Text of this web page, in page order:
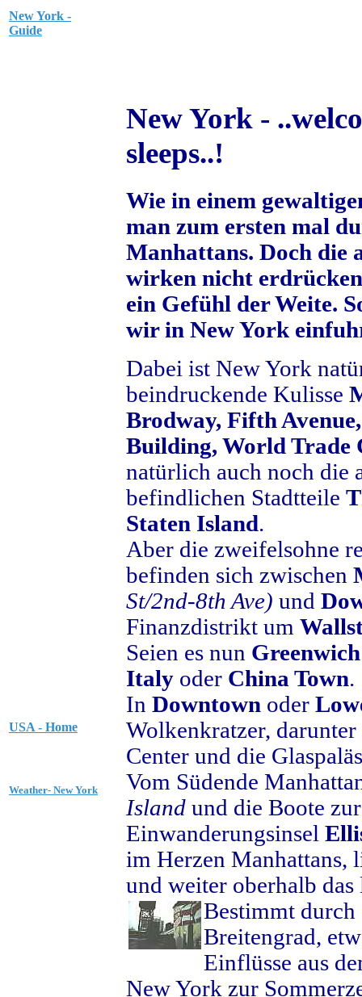
New York -
Guide
USA - Home
Weather- New York
New York -
sleeps..!
Wie in einem
man zum ersten mal
Manhattans. Doch die
wirken nicht
ein Gefühl der Weite.
wir in New York
Dabei ist New York
beindruckende Kulisse
Brodway, Fifth
Building, World Trade
natürlich auch noch die
befindlichen Stadtteile
Staten Island.
Aber die zweifelsohne
befinden sich zwischen
St/2nd-8th Ave) und
Finanzdistrikt um
Seien es nun
Italy oder China Town.
In Downtown oder
Wolkenkratzer,
Center und die
Vom Südende
Island und die Boote
Einwanderungsinsel
im Herzen Manhattans,
und weiter oberhalb
Bestimmt durch
Breitengrad,
Einflüsse aus
New York zur